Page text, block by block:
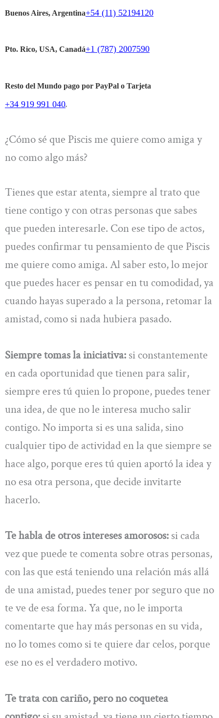
Buenos Aires, Argentina+54 (11) 52194120
Pto. Rico, USA, Canadá+1 (787) 2007590
Resto del Mundo pago por PayPal o Tarjeta
+34 919 991 040.
¿Cómo sé que Piscis me quiere como amiga y
no como algo más?
Tienes que estar atenta, siempre al trato que
tiene contigo y con otras personas que sabes
que pueden interesarle. Con ese tipo de actos,
puedes confirmar tu pensamiento de que Piscis
me quiere como amiga. Al saber esto, lo mejor
que puedes hacer es pensar en tu comodidad, ya
cuando hayas superado a la persona, retomar la
amistad, como si nada hubiera pasado.
Siempre tomas la iniciativa: si constantemente
en cada oportunidad que tienen para salir,
siempre eres tú quien lo propone, puedes tener
una idea, de que no le interesa mucho salir
contigo. No importa si es una salida, sino
cualquier tipo de actividad en la que siempre se
hace algo, porque eres tú quien aportó la idea y
no esa otra persona, que decide invitarte
hacerlo.
Te habla de otros intereses amorosos: si cada
vez que puede te comenta sobre otras personas,
con las que está teniendo una relación más allá
de una amistad, puedes tener por seguro que no
te ve de esa forma. Ya que, no le importa
comentarte que hay más personas en su vida,
no lo tomes como si te quiere dar celos, porque
ese no es el verdadero motivo.
Te trata con cariño, pero no coquetea